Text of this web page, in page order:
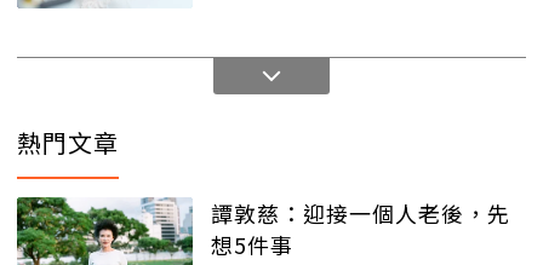
熱門文章
譚敦慈：迎接一個人老後，先
想5件事